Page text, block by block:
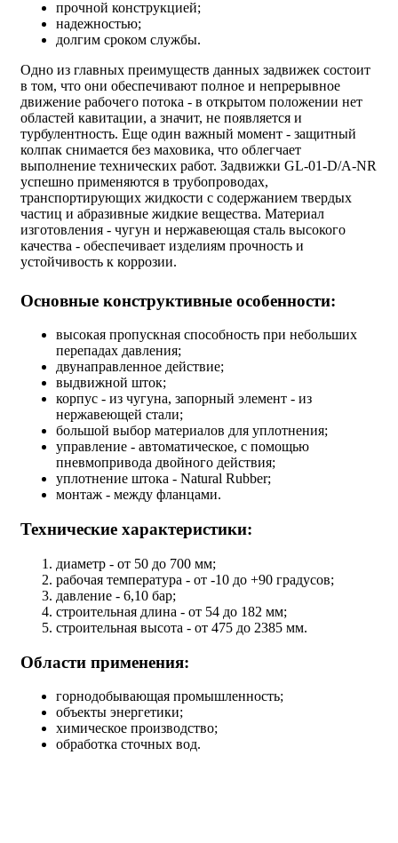
прочной конструкцией;
надежностью;
долгим сроком службы.
Одно из главных преимуществ данных задвижек состоит
в том, что они обеспечивают полное и непрерывное
движение рабочего потока - в открытом положении нет
областей кавитации, а значит, не появляется и
турбулентность. Еще один важный момент - защитный
колпак снимается без маховика, что облегчает
выполнение технических работ. Задвижки GL-01-D/А-NR
успешно применяются в трубопроводах,
транспортирующих жидкости с содержанием твердых
частиц и абразивные жидкие вещества. Материал
изготовления - чугун и нержавеющая сталь высокого
качества - обеспечивает изделиям прочность и
устойчивость к коррозии.
Основные конструктивные особенности:
высокая пропускная способность при небольших
перепадах давления;
двунаправленное действие;
выдвижной шток;
корпус - из чугуна, запорный элемент - из
нержавеющей стали;
большой выбор материалов для уплотнения;
управление - автоматическое, с помощью
пневмопривода двойного действия;
уплотнение штока - Natural Rubber;
монтаж - между фланцами.
Технические характеристики:
диаметр - от 50 до 700 мм;
рабочая температура - от -10 до +90 градусов;
давление - 6,10 бар;
строительная длина - от 54 до 182 мм;
строительная высота - от 475 до 2385 мм.
Области применения:
горнодобывающая промышленность;
объекты энергетики;
химическое производство;
обработка сточных вод.